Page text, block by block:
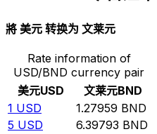
將 美元 转换为 文莱元
Rate information of
USD/BND currency pair
美元USD 文莱元BND
1 USD 1.27959 BND
5 USD 6.39793 BND